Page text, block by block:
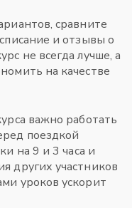
сравните
и отзывы о
не всегда лучше, а
на качестве
важно работать
поездкой
на 9 и 3 часа и
других участников
уроков ускорит